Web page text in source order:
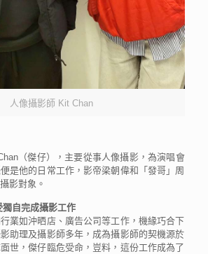
人像攝影師 Kit Chan
（傑仔），主要從事人像攝影，為演唱會
是他的日常工作，影帝梁朝偉和「發哥」周
影對象。
自完成攝影工作
業如沖晒店、廣告公司等工作，機緣巧合下
助理及攝影師多年，成為攝影師的契機源於
世，傑仔臨危受命，豈料，這份工作成為了